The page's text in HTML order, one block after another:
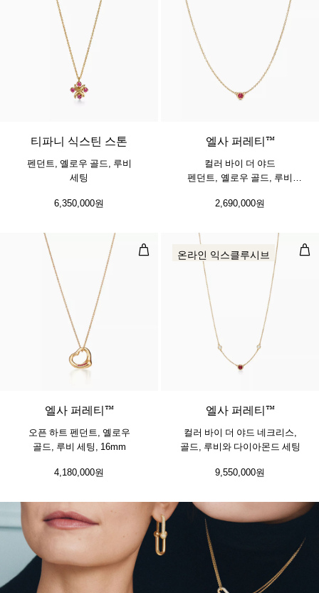
티파니 식스틴 스톤
펜던트, 옐로우 골드, 루비
세팅
6,350,000원
엘사 퍼레티™
컬러 바이 더 야드
펜던트, 옐로우 골드, 루비
2,690,000원
오픈 하트 펜던트, 옐로우 골드, 루
2 소재
엘사 퍼레티™
오픈 하트 펜던트, 옐로우
골드, 루비 세팅, 16mm
4,180,000원
컬
온라인 익스클루시브
엘사 퍼레티™
컬러 바이 더 야드 네크리스,
골드, 루비와 다이아몬드 세팅
9,550,000원